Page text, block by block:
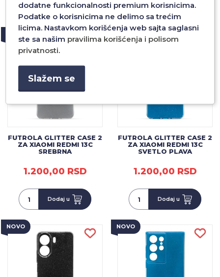
Dodaj u Dodaj u
FUTROLA GLITTER CASE 2
ZA XIAOMI REDMI 13C
SREBRNA
1.200,00 RSD
Dodaj u
NOVO
FUTROLA GLITTER CASE 2
ZA XIAOMI REDMI 13C
SVETLO PLAVA
1.200,00 RSD
Dodaj u
NOVO NOVO
dodatne funkcionalnosti premium korisnicima.
Podatke o korisnicima ne delimo sa trećim
licima. Nastavkom korišćenja web sajta saglasni
ste sa našim pravilima korišćenja i polisom
privatnosti.
Slažem se